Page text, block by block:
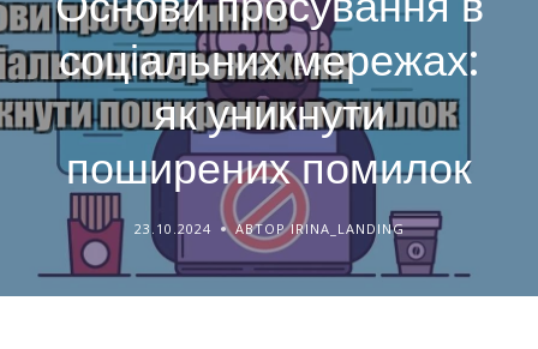
соціальних мережах:
як уникнути
поширених помилок
23.10.2024 АВТОР IRINA_LANDING